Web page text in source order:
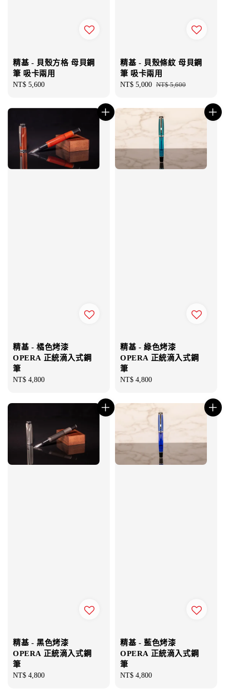
精基 - 貝殼方格 母貝鋼
筆 吸卡兩用
Regular
NT$ 5,600
精基 - 貝殼條紋 母貝鋼
筆 吸卡兩用
Sale
NT$ 5,000 Regular
NT$ 5,600
精基 - 橘色烤漆
OPERA 正統滴入式鋼
筆
Regular
NT$ 4,800
精基 - 綠色烤漆
OPERA 正統滴入式鋼
筆
Regular
NT$ 4,800
精基 - 黑色烤漆
OPERA 正統滴入式鋼
筆
Regular
NT$ 4,800
精基 - 藍色烤漆
OPERA 正統滴入式鋼
筆
Regular
NT$ 4,800